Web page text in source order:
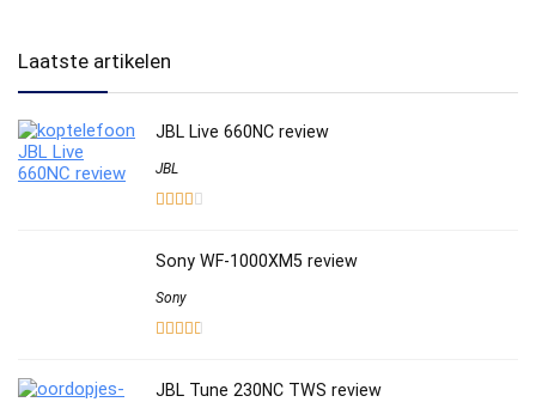
Laatste artikelen
JBL Live 660NC review
JBL
Sony WF-1000XM5 review
Sony
JBL Tune 230NC TWS review